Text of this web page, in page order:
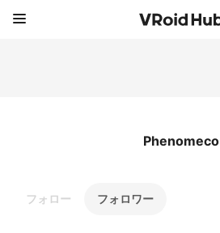
Phenomeco
フォロー フォロワー